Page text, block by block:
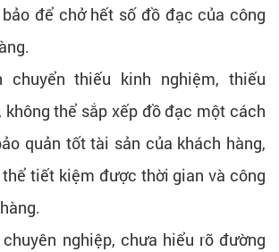
để chở hết số đồ đạc của công
thiếu kinh nghiệm, thiếu
không thể sắp xếp đồ đạc một cách
quản tốt tài sản của khách hàng,
thể tiết kiệm được thời gian và công
nghiệp, chưa hiểu rõ đường